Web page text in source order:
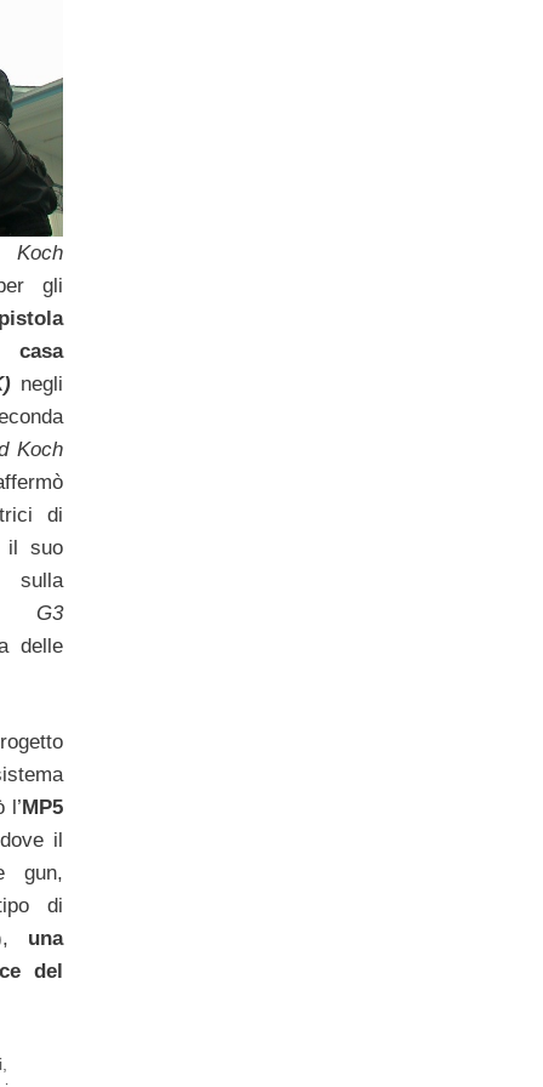
Koch
gli
casa
negli
Koch
di
il suo
sulla
G3
delle
l’MP5
il
gun,
di
una
del